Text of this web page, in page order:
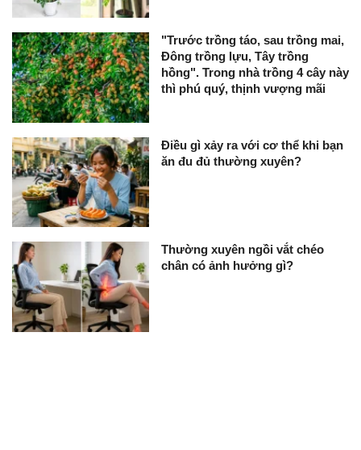
"Trước trồng táo, sau trồng mai,
Đông trồng lựu, Tây trồng
hồng". Trong nhà trồng 4 cây này
thì phú quý, thịnh vượng mãi
Điều gì xảy ra với cơ thể khi bạn
ăn đu đủ thường xuyên?
Thường xuyên ngồi vắt chéo
chân có ảnh hưởng gì?